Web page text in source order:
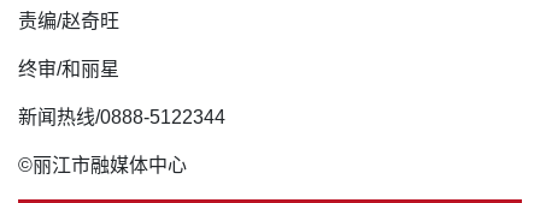
责编/赵奇旺
终审/和丽星
新闻热线/0888-5122344
©丽江市融媒体中心